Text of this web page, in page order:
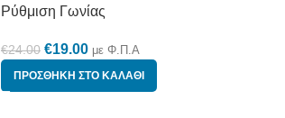
Ρύθμιση Γωνίας
€24.00 €19.00 με Φ.Π.Α
ΠΡΟΣΘΉΚΗ ΣΤΟ ΚΑΛΆΘΙ